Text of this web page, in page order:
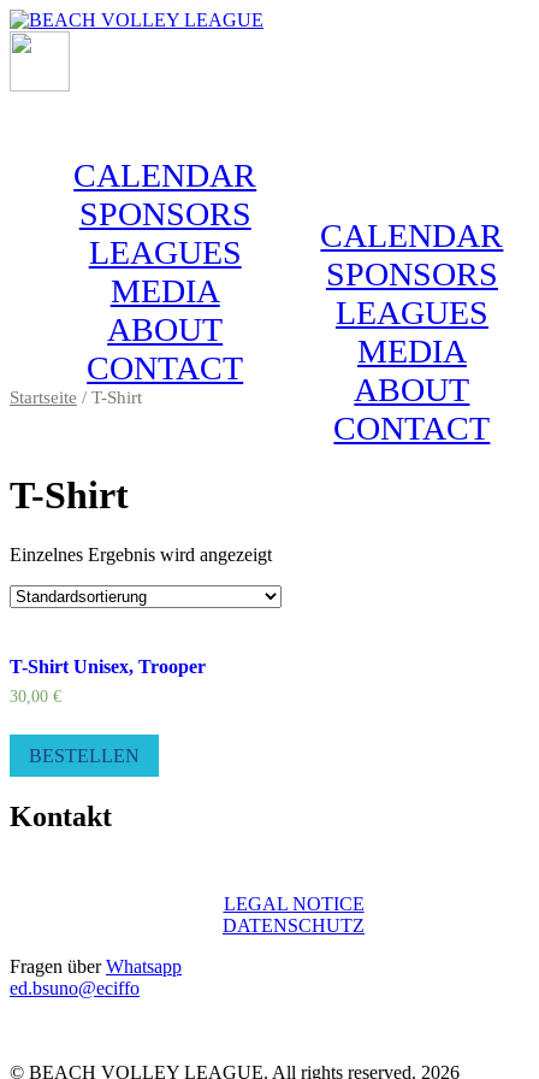
Zum
Inhalt
CALENDAR
SPONSORS
LEAGUES
MEDIA
ABOUT
CONTACT
CALENDAR
SPONSORS
LEAGUES
MEDIA
ABOUT
CONTACT
Startseite / T-Shirt
T-Shirt
Einzelnes Ergebnis wird angezeigt
T-Shirt Unisex, Trooper
30,00 €
BESTELLEN
Kontakt
LEGAL NOTICE
DATENSCHUTZ
Fragen überWhatsapp
ed.bsuno@eciffo
© BEACH VOLLEY LEAGUE. All rights reserved. 2026